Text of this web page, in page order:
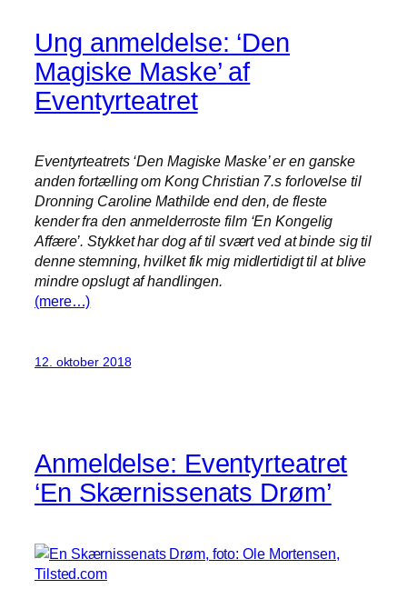
Ung anmeldelse: ‘Den
Magiske Maske’ af
Eventyrteatret
Eventyrteatrets ‘Den Magiske Maske’ er en ganske
anden fortælling om Kong Christian 7.s forlovelse til
Dronning Caroline Mathilde end den, de fleste
kender fra den anmelderroste film ‘En Kongelig
Affære’. Stykket har dog af til svært ved at binde sig til
denne stemning, hvilket fik mig midlertidigt til at blive
mindre opslugt af handlingen.
(mere…)
12. oktober 2018
Anmeldelse: Eventyrteatret
‘En Skærnissenats Drøm’